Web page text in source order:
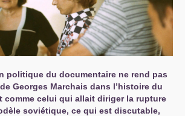
politique du documentaire ne rend pas
Georges Marchais dans l’histoire du
comme celui qui allait diriger la rupture
soviétique, ce qui est discutable,